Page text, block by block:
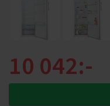
10 042:-